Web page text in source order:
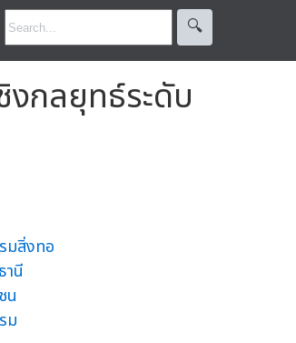
🔍︎
งกลยุทธ์ระดับ
มสิ่งทอ
านี
น
ม